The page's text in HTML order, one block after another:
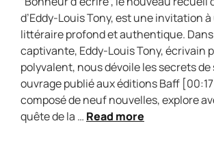
d’Eddy-Louis Tony, est une invitation
littéraire profond et authentique.
captivante, Eddy-Louis Tony, écrivain
polyvalent, nous dévoile les secrets
ouvrage publié aux éditions Baff
composé de neuf nouvelles, explore
quête de la … Read more